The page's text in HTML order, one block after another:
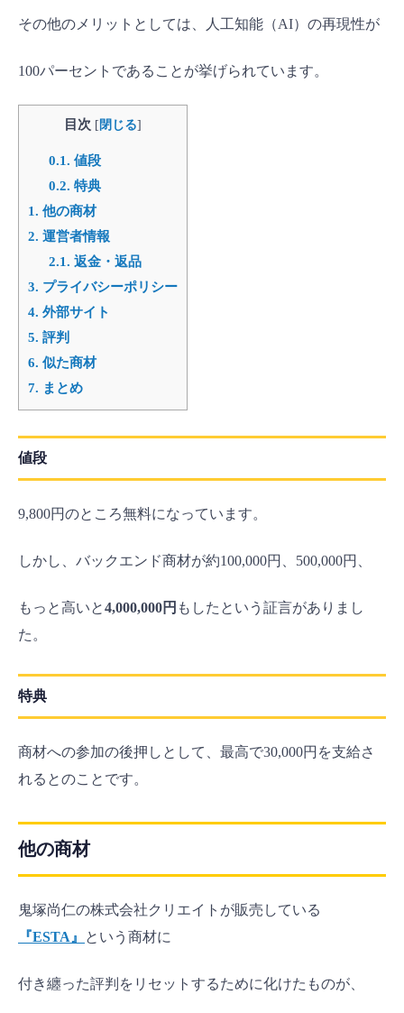
その他のメリットとしては、人工知能（AI）の再現性が
100パーセントであることが挙げられています。
目次 [ 閉じる]
0.1. 値段
0.2. 特典
1. 他の商材
2. 運営者情報
2.1. 返金・返品
3. プライバシーポリシー
4. 外部サイト
5. 評判
6. 似た商材
7. まとめ
値段
9,800円のところ無料になっています。
しかし、バックエンド商材が約100,000円、500,000円、
もっと高いと4,000,000円 もしたという証言がありまし
た。
特典
商材への参加の後押しとして、最高で30,000円を支給さ
れるとのことです。
他の商材
鬼塚尚仁の株式会社クリエイトが販売している
『ESTA』
という商材に
付き纏った評判をリセットするために化けたものが、